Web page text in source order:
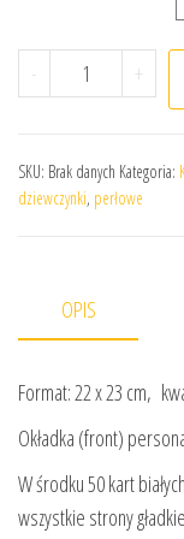
- ilość Księga
+
SKU: Brak danych Kategoria:
dziewczynki, perłowe
OPIS
Format: 22 x 23 cm,
Okładka (front)
W środku 50 kart
wszystkie strony